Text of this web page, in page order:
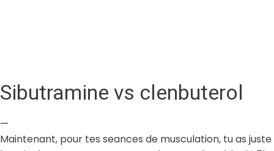
Sibutramine vs clenbuterol
—
Maintenant, pour tes seances de musculation, tu as juste